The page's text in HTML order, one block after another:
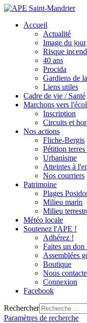
Accueil
Actualité
Image du jour
Risque
40 ans
Procida
Gardiens de
Liens utiles
Cadre de vie / Santé
Marchons vers
Inscription
Circuits et
Nos actions
Fliche-Bergis
Pétition
Urbanisme
Atteintes à
Nos courriers
Patrimoine
Plages
Milieu marin
Milieu
Météo locale
Soutenez l'APE !
Adhérez !
Faites un don
Assemblées
Boutique
Nous
Connexion
Facebook
Rechercher
Paramètres de recherche